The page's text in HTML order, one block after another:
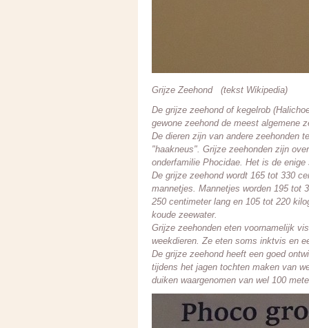
Grijze Zeehond (tekst Wikipedia)
De grijze zeehond of kegelrob
gewone zeehond de meest algemene
De dieren zijn van andere zeehonden
"haakneus". Grijze zeehonden zijn
onderfamilie Phocidae. Het is de
De grijze zeehond wordt 165 tot 330
mannetjes. Mannetjes worden 195 tot
250 centimeter lang en 105 tot 220
koude zeewater.
Grijze zeehonden eten voornamelijk
weekdieren. Ze eten soms inktvis en
De grijze zeehond heeft een goed
tijdens het jagen tochten maken van
duiken waargenomen van wel 100